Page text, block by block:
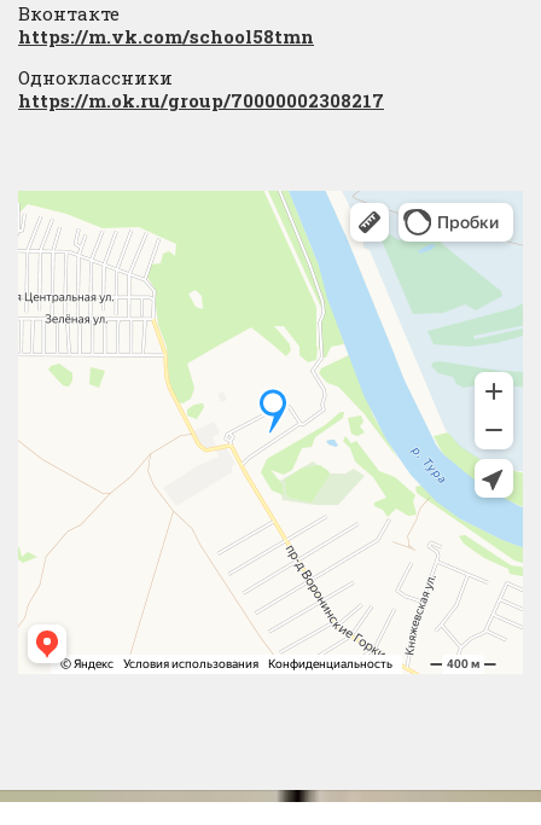
Вконтакте
https://m.vk.com/school58tmn
Одноклассники
https://m.ok.ru/group/70000002308217